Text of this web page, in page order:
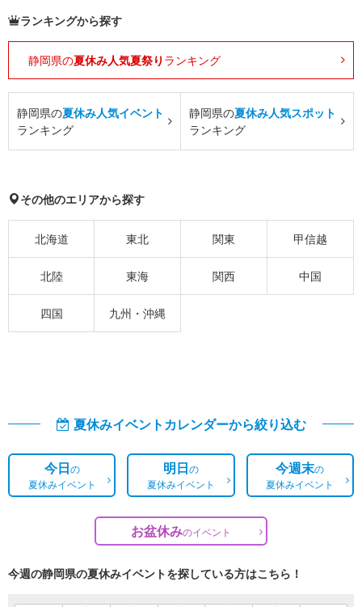
ランキングから探す
静岡県の夏休み人気夏祭り ランキング
静岡県の夏休み人気イベント
ランキング
静岡県の夏休み人気スポット
ランキング
その他のエリアから探す
北海道 東北 関東 甲信越
北陸 東海 関西 中国
四国 九州・沖縄
夏休みイベントカレンダーから絞り込む
今日の
夏休みイベント
明日の
夏休みイベント
今週末の
夏休みイベント
お盆休みのイベント
今週の静岡県の夏休みイベントを探している方はこちら！